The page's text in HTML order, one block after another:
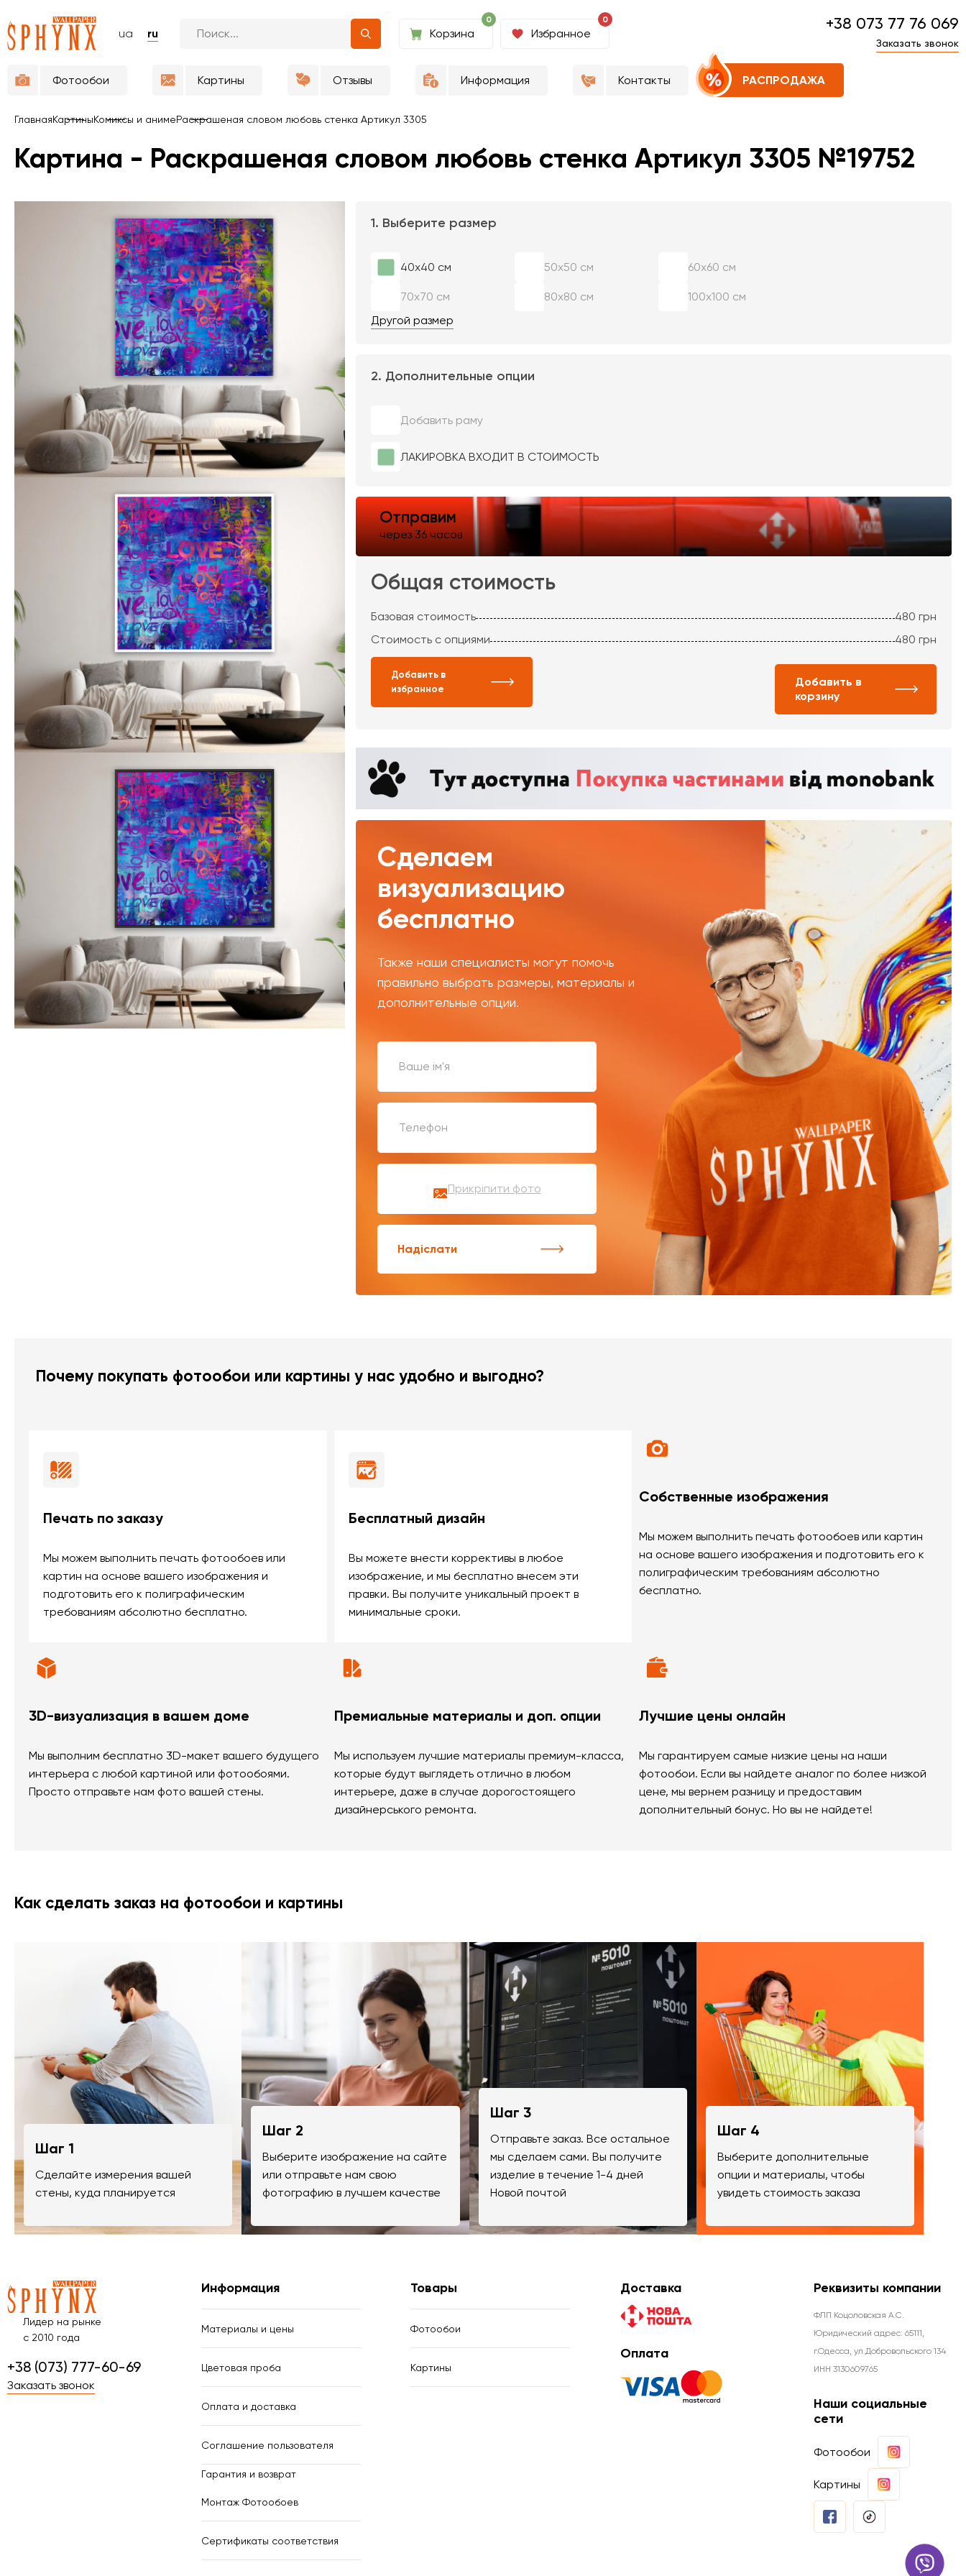
ua ru
0
Корзина
0
Избранное
+38 073 77 76 069
Заказать звонок
Фотообои Картины Отзывы Информация Контакты РАСПРОДАЖА
ГлавнаяКартиныКомиксы и анимеРаскрашеная словом любовь стенка Артикул 3305
Картина - Раскрашеная словом любовь стенка Артикул 3305 №19752
1. Выберите размер
40х40 см 50х50 см 60х60 см
70х70 см 80х80 см
100х100 см
Другой размер
2. Дополнительные опции
Добавить раму
ЛАКИРОВКА ВХОДИТ В СТОИМОСТЬ
Отправим
через 36 часов
Общая стоимость
Базовая стоимость 480 грн
Стоимость с опциями
480 грн
Добавить в
избранное
Добавить в
корзину
Сделаем
визуализацию
бесплатно
Также наши специалисты могут помочь
правильно выбрать размеры, материалы и
дополнительные опции.
Прикріпити фото
Надіслати
Почему покупать фотообои или картины у нас удобно и выгодно?
Печать по заказу
Мы можем выполнить печать фотообоев или
картин на основе вашего изображения и
подготовить его к полиграфическим
требованиям абсолютно бесплатно.
Бесплатный дизайн
Вы можете внести коррективы в любое
изображение, и мы бесплатно внесем эти
правки. Вы получите уникальный проект в
минимальные сроки.
Собственные изображения
Мы можем выполнить печать фотообоев или картин
на основе вашего изображения и подготовить его к
полиграфическим требованиям абсолютно
бесплатно.
3D-визуализация в вашем доме
Мы выполним бесплатно 3D-макет вашего будущего
интерьера с любой картиной или фотообоями.
Просто отправьте нам фото вашей стены.
Премиальные материалы и доп. опции
Мы используем лучшие материалы премиум-класса,
которые будут выглядеть отлично в любом
интерьере, даже в случае дорогостоящего
дизайнерського ремонта.
Лучшие цены онлайн
Мы гарантируем самые низкие цены на наши
фотообои. Если вы найдете аналог по более низкой
цене, мы вернем разницу и предоставим
дополнительный бонус. Но вы не найдете!
Как сделать заказ на фотообои и картины
Шаг 1
Сделайте измерения вашей
стены, куда планируется
Шаг 2
Выберите изображение на сайте
или отправьте нам свою
фотографию в лучшем качестве
Шаг 3
Отправьте заказ. Все остальное
мы сделаем сами. Вы получите
изделие в течение 1-4 дней
Новой почтой
Шаг 4
Выберите дополнительные
опции и материалы, чтобы
увидеть стоимость заказа
Лидер на рынке
с 2010 года
+38 (073) 777-60-69
Заказать звонок
Информация
Материалы и цены
Цветовая проба
Оплата и доставка
Соглашение пользователя
Гарантия и возврат
Монтаж Фотообоев
Сертификаты соответствия
Товары
Фотообои
Картины
Доставка
Оплата
Реквизиты компании
ФЛП Коцоловская А.С.
Юридический адрес: 65111,
г.Одесса, ул.Добровольского 134
ИНН 3130609765
Наши социальные
сети
Фотообои
Картины